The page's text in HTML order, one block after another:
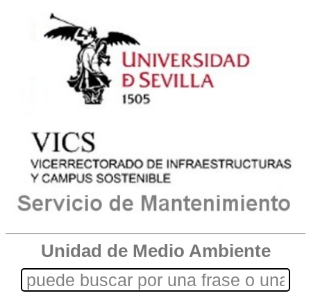
Unidad de Medio Ambiente